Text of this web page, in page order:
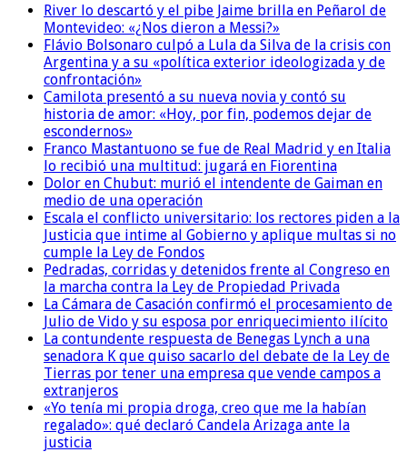
River lo descartó y el pibe Jaime brilla en Peñarol de
Montevideo: «¿Nos dieron a Messi?»
Flávio Bolsonaro culpó a Lula da Silva de la crisis con
Argentina y a su «política exterior ideologizada y de
confrontación»
Camilota presentó a su nueva novia y contó su
historia de amor: «Hoy, por fin, podemos dejar de
escondernos»
Franco Mastantuono se fue de Real Madrid y en Italia
lo recibió una multitud: jugará en Fiorentina
Dolor en Chubut: murió el intendente de Gaiman en
medio de una operación
Escala el conflicto universitario: los rectores piden a la
Justicia que intime al Gobierno y aplique multas si no
cumple la Ley de Fondos
Pedradas, corridas y detenidos frente al Congreso en
la marcha contra la Ley de Propiedad Privada
La Cámara de Casación confirmó el procesamiento de
Julio de Vido y su esposa por enriquecimiento ilícito
La contundente respuesta de Benegas Lynch a una
senadora K que quiso sacarlo del debate de la Ley de
Tierras por tener una empresa que vende campos a
extranjeros
«Yo tenía mi propia droga, creo que me la habían
regalado»: qué declaró Candela Arizaga ante la
justicia